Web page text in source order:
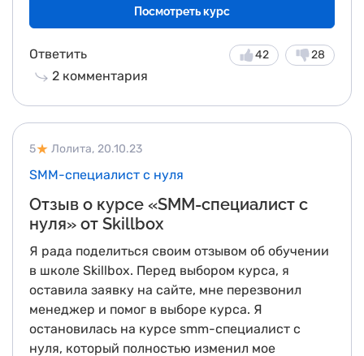
востребованы. Я горжусь своим путем и готова
внести свой след в мире программирования.
Посмотреть курс
Ответить
2 комментария
28
42
5 20.10.23
Лолита,
SMM-специалист с нуля
Отзыв о курсе «SMM-специалист с
нуля» от Skillbox
Я рада поделиться своим отзывом об обучении
в школе Skillbox. Перед выбором курса, я
оставила заявку на сайте, мне перезвонил
менеджер и помог в выборе курса. Я
остановилась на курсе smm-специалист с
нуля, который полностью изменил мое